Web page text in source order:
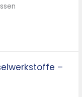
–